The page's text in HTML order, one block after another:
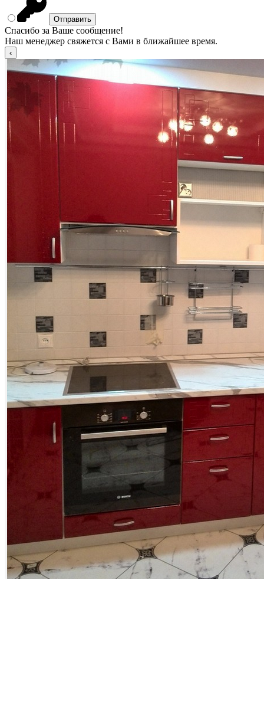
Спасибо за Ваше сообщение!
Наш менеджер свяжется с Вами в ближайшее время.